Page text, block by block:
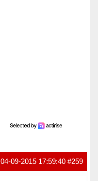
#259
04-09-2015 17:59:40